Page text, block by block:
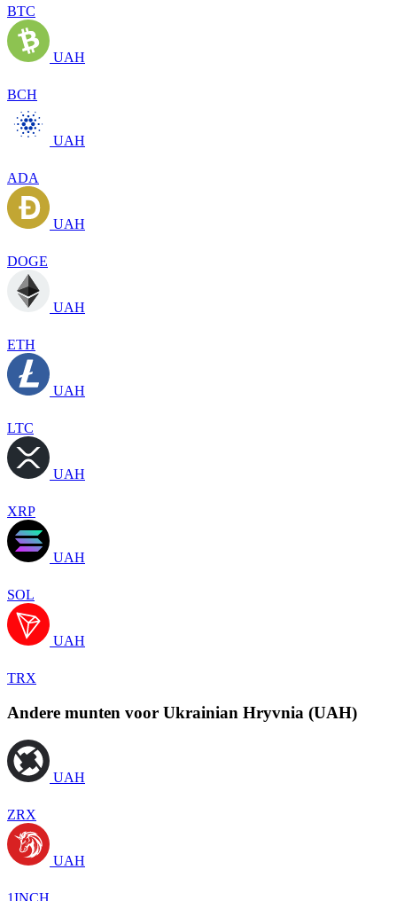
BTC
UAH
BCH
UAH
ADA
UAH
DOGE
UAH
ETH
UAH
LTC
UAH
XRP
UAH
SOL
UAH
TRX
Andere munten voor Ukrainian Hryvnia (UAH)
UAH
ZRX
UAH
1INCH